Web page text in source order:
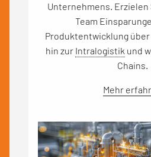
Unternehmens.
Team
Produktentwicklung
hin zur Intralogistik und
Chains.
Mehr